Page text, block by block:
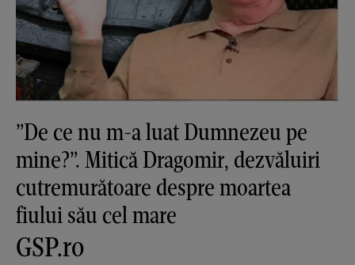
”De ce nu m-a luat Dumnezeu pe
mine?”. Mitică Dragomir, dezvăluiri
cutremurătoare despre moartea
fiului său cel mare
GSP.ro